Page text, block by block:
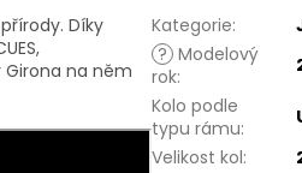
Díky
na něm
Kategorie:
? Modelový
rok:
Kolo podle
typu rámu:
Velikost kol: